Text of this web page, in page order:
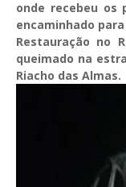
onde recebeu os
encaminhado
Restauração no
queimado na
Riacho das Almas.